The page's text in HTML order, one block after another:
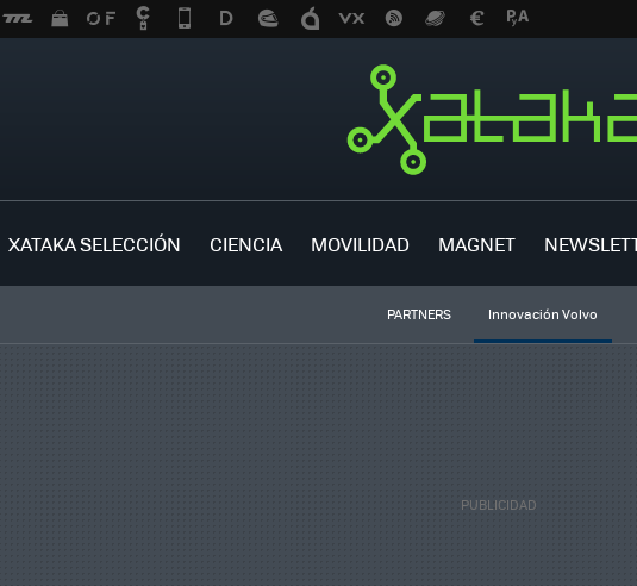
XATAKA SELECCIÓN CIENCIA MOVILIDAD MAGNET
PARTNERS Innovación Volvo